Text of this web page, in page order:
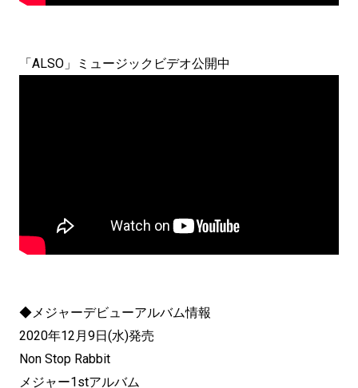
「ALSO」ミュージックビデオ公開中
◆メジャーデビューアルバム情報
2020年12月9日(水)発売
Non Stop Rabbit
メジャー1stアルバム